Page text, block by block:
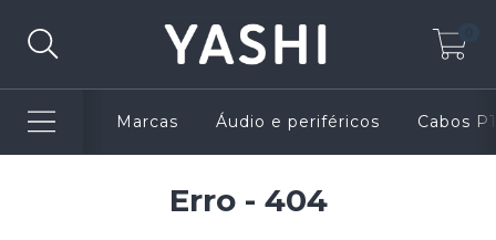
Marcas Áudio e periféricos Cabos
Erro - 404